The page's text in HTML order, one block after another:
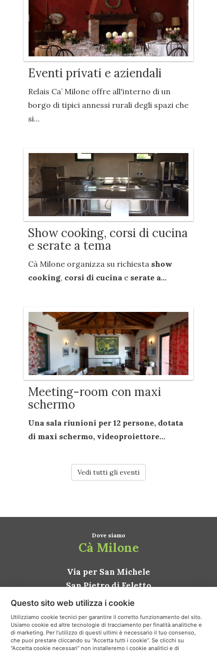
Eventi privati e aziendali
Relais Ca’ Milone offre all'interno di un
borgo di tipici annessi rurali degli spazi che
si...
Show cooking, corsi di cucina
e serate a tema
Cà Milone organizza su richiesta show
cooking, corsi di cucina e serate a...
Meeting-room con maxi
schermo
Una sala riunioni per 12 persone, dotata
di maxi schermo, videoproiettore...
Vedi tutti gli eventi
Dove siamo
Cà Milone
Via per San Michele
San Pietro di Feletto
31020 Conegliano TV
ITALIA
Come arrivare
Questo sito web utilizza i cookie
Utilizziamo cookie tecnici per garantire il corretto funzionamento del sito.
Usiamo cookie ed altre tecnologie di tracciamento per finalità analitiche e
di marketing. Per l’utilizzo di questi ultimi è necessario il tuo consenso,
che puoi prestare cliccando su “Accetta tutti i cookie”. Se clicchi su
“Accetta cookie necessari” non installeremo i cookie analitici e di